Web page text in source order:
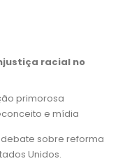
racial no
primorosa
e mídia
sobre reforma
Unidos.